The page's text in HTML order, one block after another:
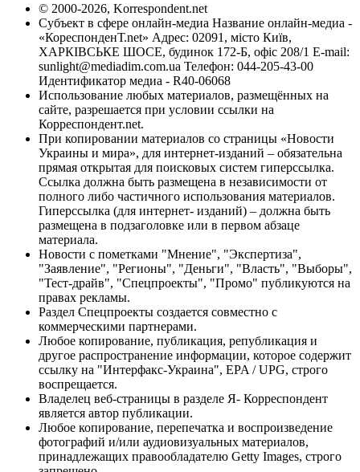
© 2000-2026, Korrespondent.net
Субъект в сфере онлайн-медиа Название онлайн-медиа -
«КореспонденТ.net» Адрес: 02091, місто Київ,
ХАРКІВСЬКЕ ШОСЕ, будинок 172-Б, офіс 208/1 E-mail:
sunlight@mediadim.com.ua Телефон: 044-205-43-00
Идентификатор медиа - R40-06068
Использование любых материалов, размещённых на
сайте, разрешается при условии ссылки на
Корреспондент.net.
При копировании материалов со страницы «Новости
Украины и мира», для интернет-изданий – обязательна
прямая открытая для поисковых систем гиперссылка.
Ссылка должна быть размещена в независимости от
полного либо частичного использования материалов.
Гиперссылка (для интернет- изданий) – должна быть
размещена в подзаголовке или в первом абзаце
материала.
Новости с пометками "Мнение", "Экспертиза",
"Заявление", "Регионы", "Деньги", "Власть", "Выборы",
"Тест-драйв", "Спецпроекты", "Промо" публикуются на
правах рекламы.
Раздел Спецпроекты создается совместно с
коммерческими партнерами.
Любое копирование, публикация, републикация и
другое распространение информации, которое содержит
ссылку на "Интерфакс-Украина", EPA / UPG, строго
воспрещается.
Владелец веб-страницы в разделе Я- Корреспондент
является автор публикации.
Любое копирование, перепечатка и воспроизведение
фотографий и/или аудиовизуальных материалов,
принадлежащих правообладателю Getty Images, строго